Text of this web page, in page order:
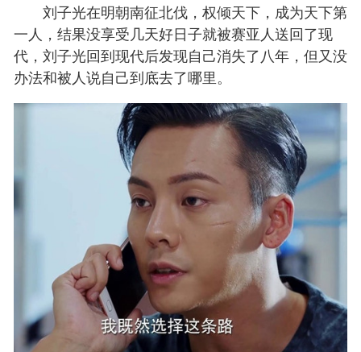
刘子光在明朝南征北伐，权倾天下，成为天下第
一人，结果没享受几天好日子就被赛亚人送回了现
代，刘子光回到现代后发现自己消失了八年，但又没
办法和被人说自己到底去了哪里。